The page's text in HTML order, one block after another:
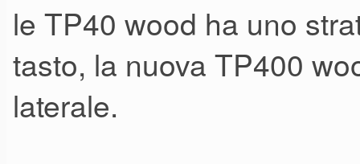
con la tp400w (che in realtà
matrice di finitura) che è in
le TP40 wood ha uno
tasto, la nuova TP400
laterale.